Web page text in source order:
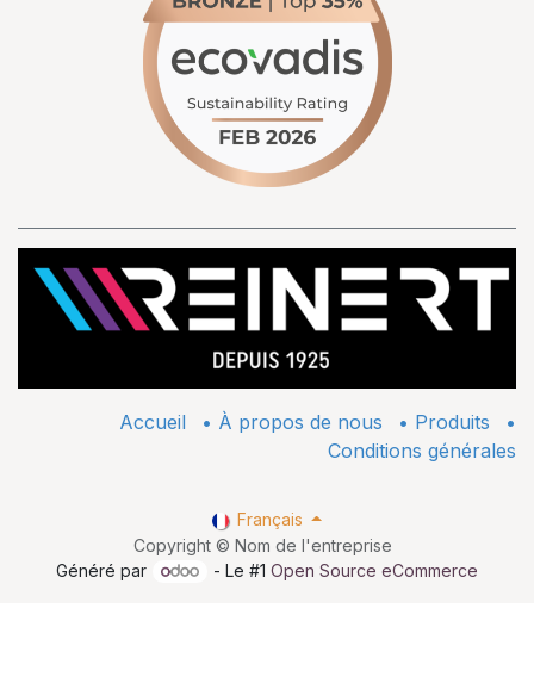
Accueil • À propos de nous • ​Produits
•
Conditions générales
Copyright © Nom de l'entreprise
Français
Généré par - Le #1Open Source eCommerce